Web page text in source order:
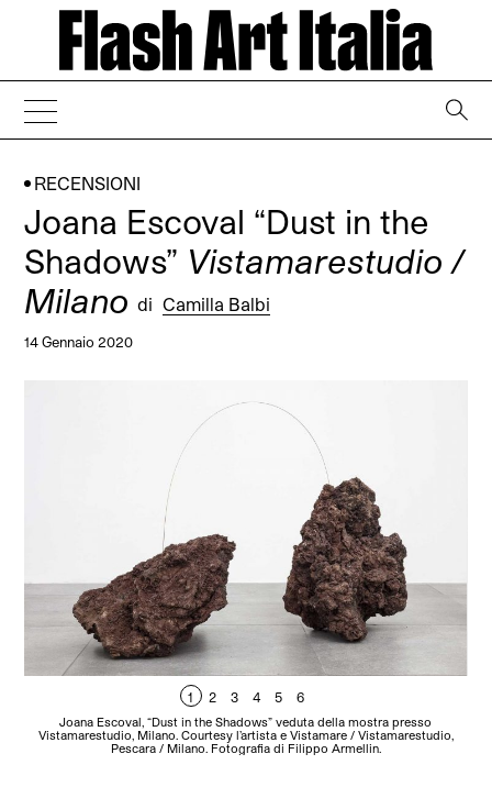
RECENSIONI
Joana Escoval “Dust in the
Shadows” Vistamarestudio /
Milano di Camilla Balbi
14 Gennaio 2020
1 2 3 4 5 6
Joana Escoval, “Dust in the Shadows” veduta della mostra presso
Vistamarestudio, Milano. Courtesy l’artista e Vistamare / Vistamarestudio,
Pescara / Milano. Fotografia di Filippo Armellin.